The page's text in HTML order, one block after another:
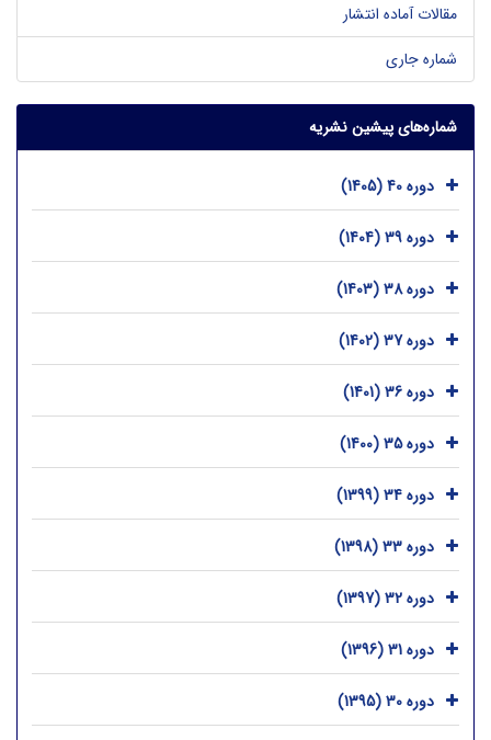
مقالات آماده انتشار
شماره جاری
شماره‌های پیشین نشریه
دوره 40 (1405)
دوره 39 (1404)
دوره 38 (1403)
دوره 37 (1402)
دوره 36 (1401)
دوره 35 (1400)
دوره 34 (1399)
دوره 33 (1398)
دوره 32 (1397)
دوره 31 (1396)
دوره 30 (1395)